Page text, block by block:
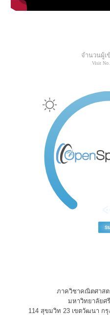
จำนวนผู้เ
ภาควิชาคณิตศาส
มหาวิทยาลัยศ
114 สุขมวิท 23 เขตวัฒนา กรุ